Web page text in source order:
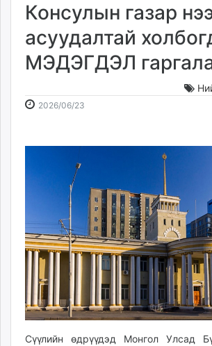
dorgio.mn
Gogo.mn
news.mn
zindaa.mn
tovch.mn
24tsag.mn
shuud.mn
eagle.mn
ergelt.mn
zarig.mn
today.mn
zuv.mn
Консулын газар
асуудалтай
МЭДЭГДЭЛ
2026/06/23
Сүүлийн өдрүүдэд Монгол Улсад